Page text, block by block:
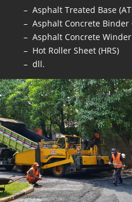
– Asphalt Treated Base
– Asphalt Concrete Binder
– Asphalt Concrete Winder
– Hot Roller Sheet (HRS)
– dll.